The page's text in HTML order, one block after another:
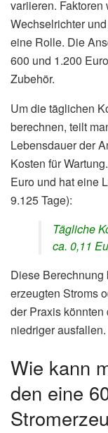
variieren.
Wechselrichter
eine Rolle. Die
600 und 1.200
Zubehör.
Um die täglichen
berechnen, teilt
Lebensdauer der
Kosten für
Euro und hat eine
9.125 Tage):
Tägliche
ca. 0,11
Diese Berechnung
erzeugten Stroms
der Praxis
niedriger ausfallen.
Wie kann
den eine